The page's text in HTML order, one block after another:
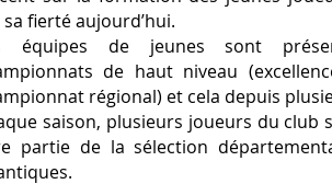
fierté aujourd’hui.
équipes de jeunes sont
de haut niveau
régional) et cela depuis
saison, plusieurs joueurs du club
partie de la sélection